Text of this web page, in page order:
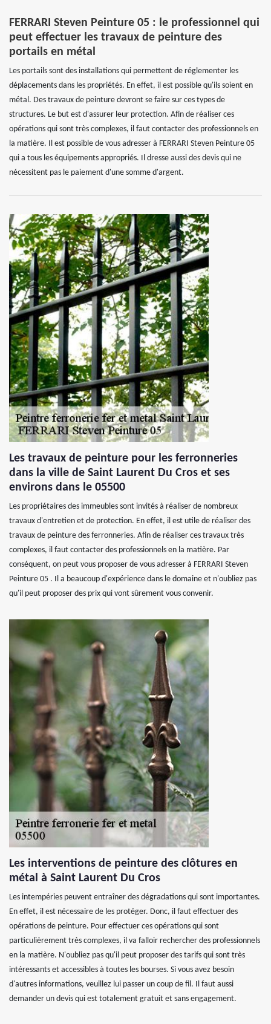
FERRARI Steven Peinture 05 : le professionnel qui
peut effectuer les travaux de peinture des
portails en métal
Les portails sont des installations qui permettent de réglementer les
déplacements dans les propriétés. En effet, il est possible qu'ils soient en
métal. Des travaux de peinture devront se faire sur ces types de
structures. Le but est d'assurer leur protection. Afin de réaliser ces
opérations qui sont très complexes, il faut contacter des professionnels en
la matière. Il est possible de vous adresser à FERRARI Steven Peinture 05
qui a tous les équipements appropriés. Il dresse aussi des devis qui ne
nécessitent pas le paiement d'une somme d'argent.
Les travaux de peinture pour les ferronneries
dans la ville de Saint Laurent Du Cros et ses
environs dans le 05500
Les propriétaires des immeubles sont invités à réaliser de nombreux
travaux d'entretien et de protection. En effet, il est utile de réaliser des
travaux de peinture des ferronneries. Afin de réaliser ces travaux très
complexes, il faut contacter des professionnels en la matière. Par
conséquent, on peut vous proposer de vous adresser à FERRARI Steven
Peinture 05 . Il a beaucoup d'expérience dans le domaine et n'oubliez pas
qu'il peut proposer des prix qui vont sûrement vous convenir.
Les interventions de peinture des clôtures en
métal à Saint Laurent Du Cros
Les intempéries peuvent entraîner des dégradations qui sont importantes.
En effet, il est nécessaire de les protéger. Donc, il faut effectuer des
opérations de peinture. Pour effectuer ces opérations qui sont
particulièrement très complexes, il va falloir rechercher des professionnels
en la matière. N'oubliez pas qu'il peut proposer des tarifs qui sont très
intéressants et accessibles à toutes les bourses. Si vous avez besoin
d'autres informations, veuillez lui passer un coup de fil. Il faut aussi
demander un devis qui est totalement gratuit et sans engagement.